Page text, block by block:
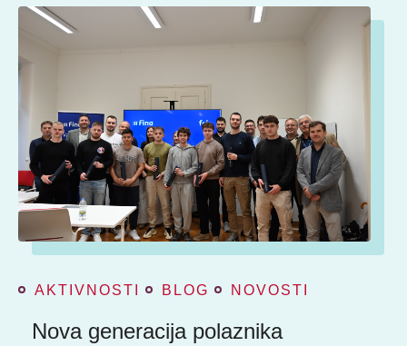
AKTIVNOSTI BLOG NOVOSTI
Nova generacija polaznika